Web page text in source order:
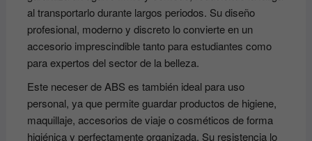
al transportarlo durante largos periodos. Su diseño
profesional, moderno y discreto lo convierte en un
accesorio imprescindible tanto para estudiantes como
para expertos del sector de la belleza.
Este neceser de ABS es también ideal para uso
personal, ya que permite guardar productos de higiene,
maquillaje, accesorios de viaje o cosméticos de forma
higiénica y perfectamente organizada. Su resistencia lo